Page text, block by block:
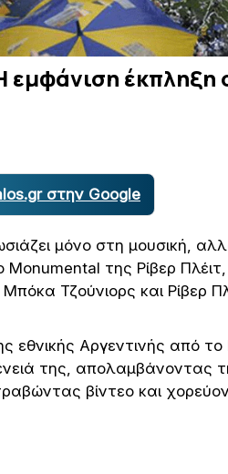
έκπληξη
στην Google
μόνο στη μουσική,
Monumental της Ρίβερ
Τζούνιορς και Ρίβερ
εθνικής Αργεντινής από
της, απολαμβάνοντας
βίντεο και